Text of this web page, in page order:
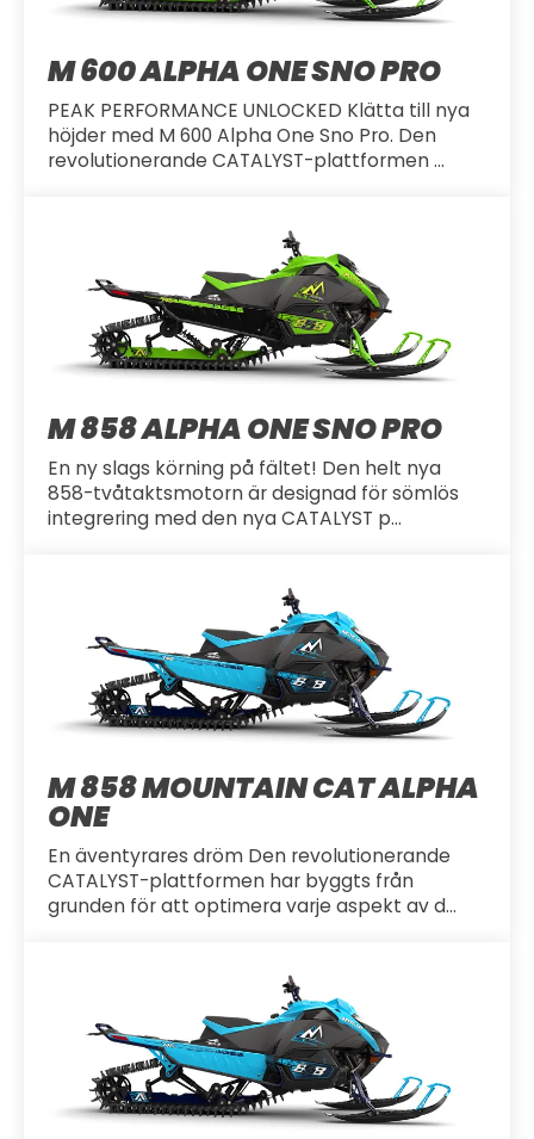
M 600 ALPHA ONE SNO PRO
PEAK PERFORMANCE UNLOCKED Klätta till nya
höjder med M 600 Alpha One Sno Pro. Den
revolutionerande CATALYST-plattformen ...
M 858 ALPHA ONE SNO PRO
En ny slags körning på fältet! Den helt nya
858-tvåtaktsmotorn är designad för sömlös
integrering med den nya CATALYST p...
M 858 MOUNTAIN CAT ALPHA
ONE
En äventyrares dröm Den revolutionerande
CATALYST-plattformen har byggts från
grunden för att optimera varje aspekt av d...